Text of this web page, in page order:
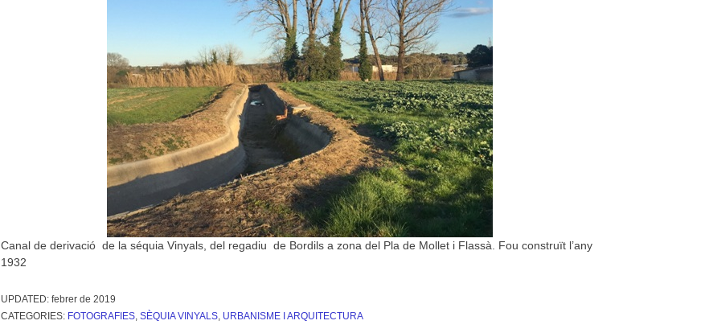
Canal de derivació de la séquia Vinyals, del regadiu de Bordils a zona del Pla de Mollet i Flassà. Fou construït l’any
1932
UPDATED: febrer de 2019
CATEGORIES: FOTOGRAFIES, SÈQUIA VINYALS, URBANISME I ARQUITECTURA